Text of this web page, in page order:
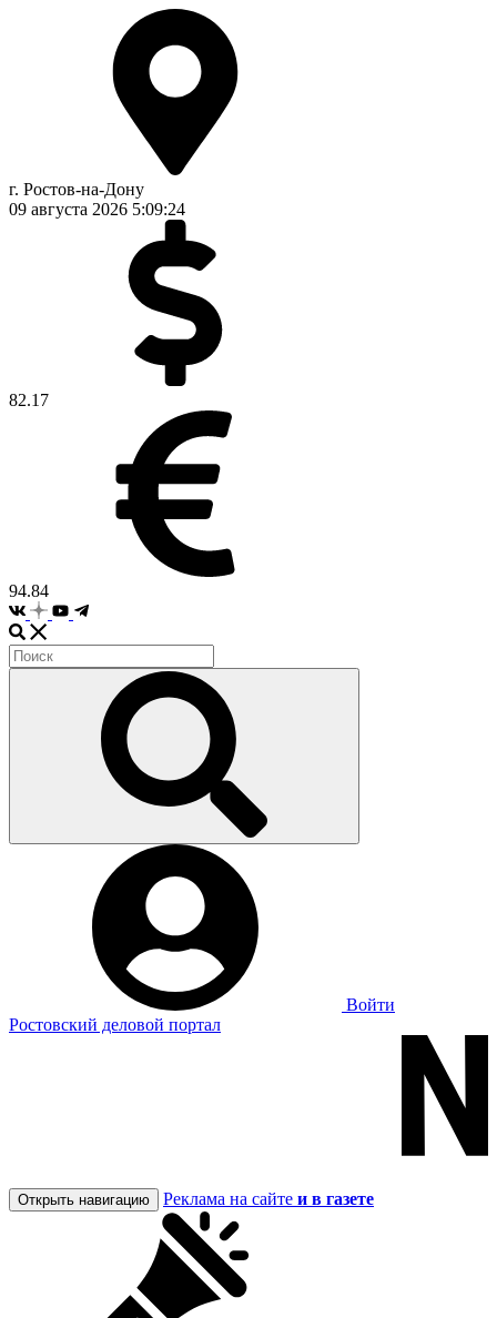
г. Ростов-на-Дону
09 августа 2026 5:09:25
82.17
94.84
Войти
Ростовский деловой портал
Открыть навигацию Реклама на сайте и в газете